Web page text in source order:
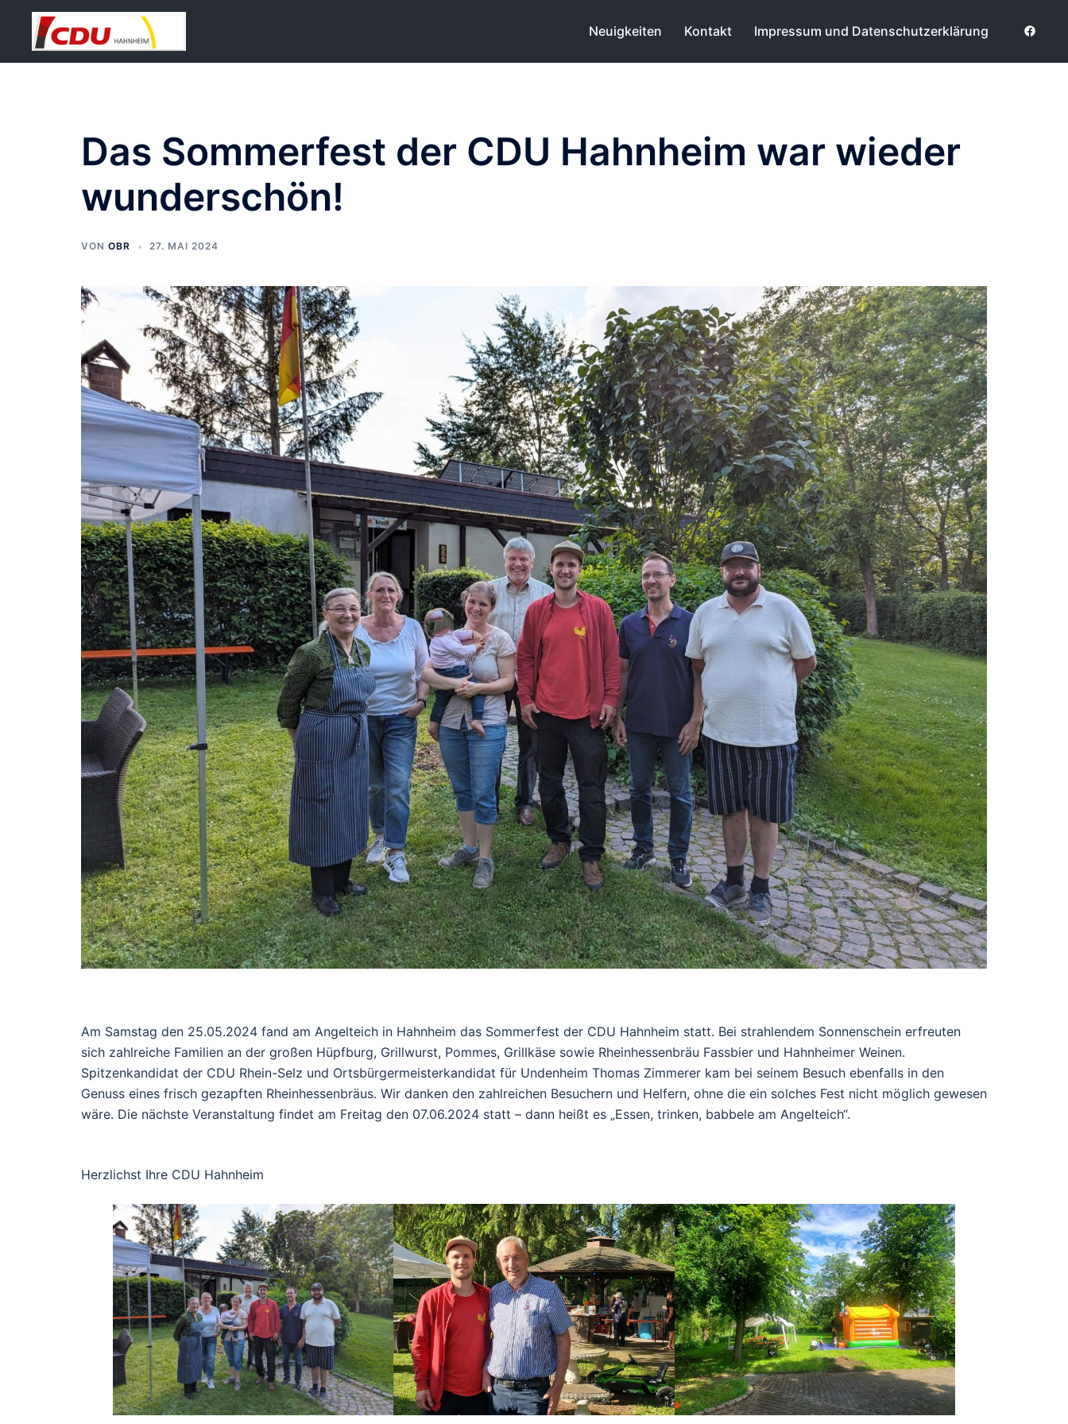
springen
Neuigkeiten Kontakt Impressum und Datenschutzerklärung
Das Sommerfest der CDU Hahnheim war wieder
wunderschön!
VON OBR 27. MAI 2024
Am Samstag den 25.05.2024 fand am Angelteich in Hahnheim das Sommerfest der CDU Hahnheim statt. Bei strahlendem Sonnenschein erfreuten
sich zahlreiche Familien an der großen Hüpfburg, Grillwurst, Pommes, Grillkäse sowie Rheinhessenbräu Fassbier und Hahnheimer Weinen.
Spitzenkandidat der CDU Rhein-Selz und Ortsbürgermeisterkandidat für Undenheim Thomas Zimmerer kam bei seinem Besuch ebenfalls in den
Genuss eines frisch gezapften Rheinhessenbräus. Wir danken den zahlreichen Besuchern und Helfern, ohne die ein solches Fest nicht möglich gewesen
wäre. Die nächste Veranstaltung findet am Freitag den 07.06.2024 statt – dann heißt es „Essen, trinken, babbele am Angelteich“.
Herzlichst Ihre CDU Hahnheim